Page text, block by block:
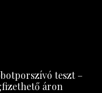
teszt –
áron